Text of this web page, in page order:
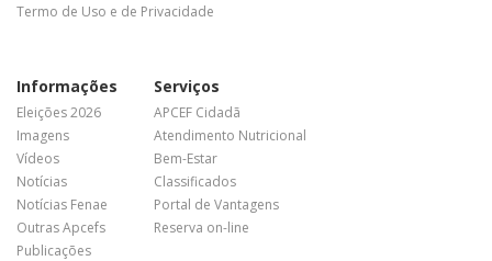
Termo de Uso e de Privacidade
Informações
Eleições 2026
Imagens
Vídeos
Notícias
Notícias Fenae
Outras Apcefs
Publicações
Serviços
APCEF Cidadã
Atendimento Nutricional
Bem-Estar
Classificados
Portal de Vantagens
Reserva on-line